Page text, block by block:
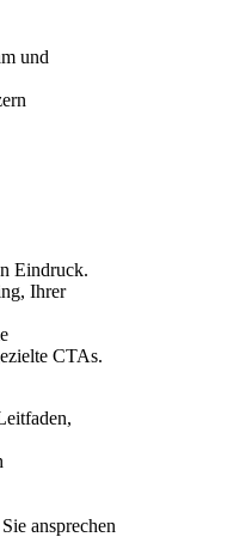
und
Eindruck.
Ihrer
CTAs.
ansprechen